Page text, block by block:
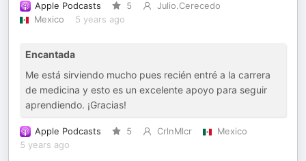
Apple Podcasts 5
Julio.Cerecedo
Mexico
5 years ago
Encantada
Me está sirviendo mucho pues recién entré a la carrera
de medicina y esto es un excelente apoyo para seguir
aprendiendo. ¡Gracias!
Apple Podcasts 5 CrlnMlcr
Mexico
5 years ago